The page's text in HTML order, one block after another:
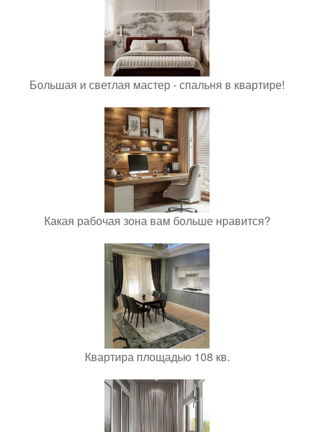
Большая и светлая мастер - спальня в квартире!
Какая рабочая зона вам больше нравится?
Квартира площадью 108 кв.